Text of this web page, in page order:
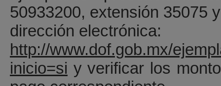
50933200, extensión 35075
dirección electrónica:
http://www.dof.gob.mx/
inicio=si y verificar los